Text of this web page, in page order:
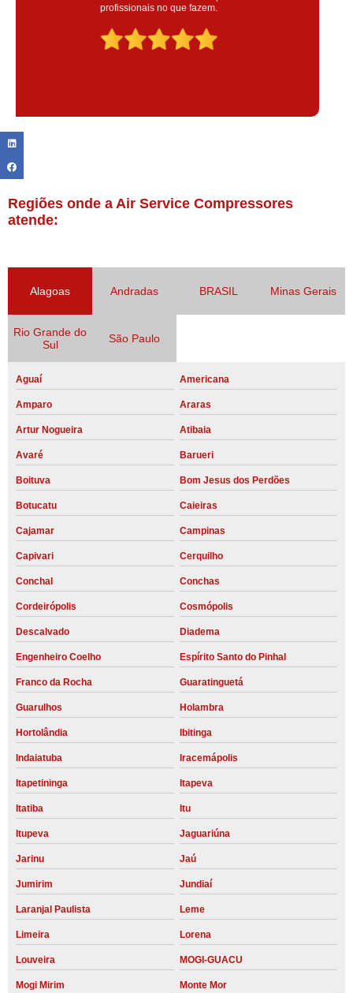
colaoradores educado e transparente, destaque para o colaborador
Claudinei excelente profissional!
Regiões onde a Air Service Compressores
atende:
Alagoas Andradas BRASIL Minas Gerais
Rio Grande do
Sul
São Paulo
Aguaí Americana
Amparo Araras
Artur Nogueira Atibaia
Avaré Barueri
Boituva Bom Jesus dos Perdões
Botucatu Caieiras
Cajamar Campinas
Capivari Cerquilho
Conchal Conchas
Cordeirópolis Cosmópolis
Descalvado Diadema
Engenheiro Coelho Espírito Santo do Pinhal
Franco da Rocha Guaratinguetá
Guarulhos Holambra
Hortolândia Ibitinga
Indaiatuba Iracemápolis
Itapetininga Itapeva
Itatiba Itu
Itupeva Jaguariúna
Jarinu Jaú
Jumirim Jundiaí
Laranjal Paulista Leme
Limeira Lorena
Louveira MOGI-GUACU
Mogi Mirim Monte Mor